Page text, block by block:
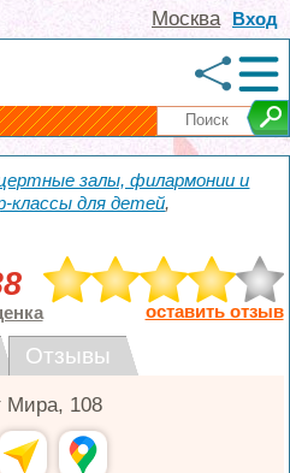
Вход
Москва
залы, филармонии и
классы для детей,
оставить отзыв
Отзывы
Мира, 108